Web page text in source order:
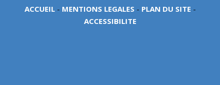
ACCUEIL- MENTIONS LEGALES - PLAN DU SITE -
ACCESSIBILITE